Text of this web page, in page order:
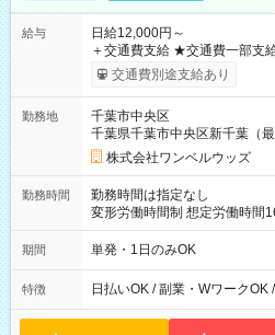
給与
日給12,000円～
＋交通費支給 ★交通費一部支給 ┗1日500円を超えた分は全額支
給！ ※往復500円以内の方は自己負担
（規定あり） ┗働いたその日
なし
交通費別途支給あり
勤務地
千葉市中央区
千葉県千葉市中央区新千葉（最
株式会社ワンベルウッズ
勤務時間
勤務時間は指定なし
変形労働時間制 想定労働時間160時間/月 【シ
～22：00
期間 単発・1日のみOK
特徴 日払いOK / 副業・Wワーク